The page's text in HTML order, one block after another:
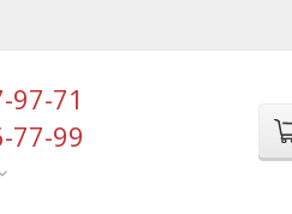
97-71
77-99